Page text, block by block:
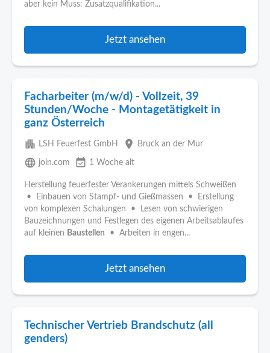
aber kein Muss: Zusatzqualifikation...
Jetzt ansehen
Facharbeiter (m/w/d) - Vollzeit, 39
Stunden/Woche - Montagetätigkeit in
ganz Österreich
apartment LSH Feuerfest GmbH place Bruck an der Mur
language join.com event_available 1 Woche alt
Herstellung feuerfester Verankerungen mittels Schweißen
• Einbauen von Stampf- und Gießmassen • Erstellung
von komplexen Schalungen • Lesen von schwierigen
Bauzeichnungen und Festlegen des eigenen Arbeitsablaufes
auf kleinen Baustellen • Arbeiten in engen...
Jetzt ansehen
Technischer Vertrieb Brandschutz (all
genders)